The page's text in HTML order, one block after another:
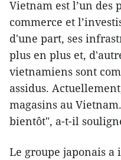
Vietnam est l’un des
commerce et
d'une part, ses
plus en plus et,
vietnamiens sont
assidus.
magasins au
bientôt", a-t-il
Le groupe japonais a